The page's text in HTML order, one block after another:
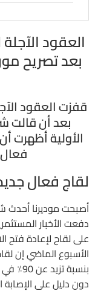
ارتفاع صناديق
أمل في
ارتفاع
حالات
بعد تصريح
قفزت العقود
بعد أن قالت
الأولية أظهرت
فعال
لقاج فعال
أصبحت موديرنا أحدث
دفعت الأخبار
الأسبوع الماضي إن
دون دليل على الإصابة